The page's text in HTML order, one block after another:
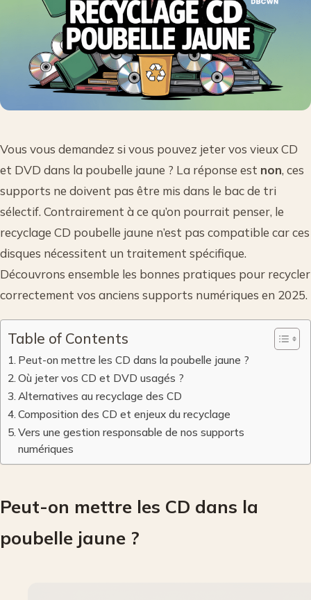
Vous vous demandez si vous pouvez jeter vos vieux CD
et DVD dans la poubelle jaune ? La réponse est non, ces
supports ne doivent pas être mis dans le bac de tri
sélectif. Contrairement à ce qu’on pourrait penser, le
recyclage CD poubelle jaune n’est pas compatible car ces
disques nécessitent un traitement spécifique.
Découvrons ensemble les bonnes pratiques pour recycler
correctement vos anciens supports numériques en 2025.
Table of Contents
Peut-on mettre les CD dans la poubelle jaune ?
Où jeter vos CD et DVD usagés ?
Alternatives au recyclage des CD
Composition des CD et enjeux du recyclage
Vers une gestion responsable de nos supports
numériques
Peut-on mettre les CD dans la
poubelle jaune ?